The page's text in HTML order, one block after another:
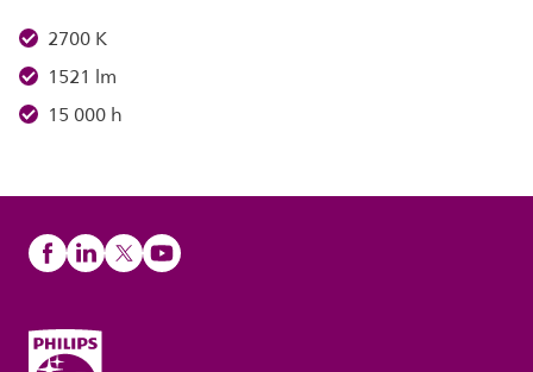
2700 K
1521 lm
15 000 h